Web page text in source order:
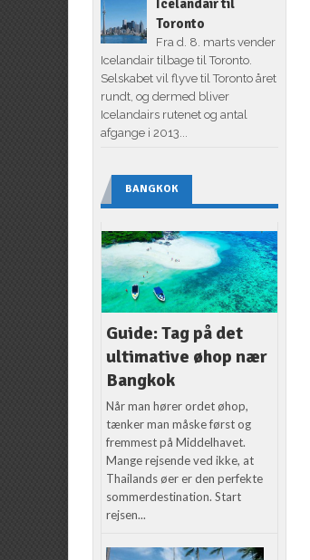
Icelandair til
Toronto
Fra d. 8. marts vender
Icelandair tilbage til Toronto.
Selskabet vil flyve til Toronto året
rundt, og dermed bliver
Icelandairs rutenet og antal
afgange i 2013...
BANGKOK
Guide: Tag på det
ultimative øhop nær
Bangkok
Når man hører ordet øhop,
tænker man måske først og
fremmest på Middelhavet.
Mange rejsende ved ikke, at
Thailands øer er den perfekte
sommerdestination. Start
rejsen...